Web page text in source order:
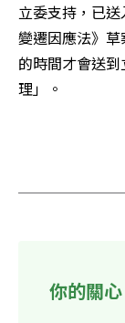
立委支持，已
變遷因應法》
的時間才會送
理」。
你的關